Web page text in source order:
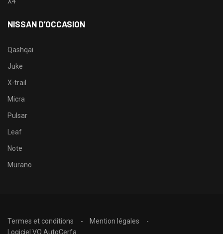
NISSAN D’OCCASION
Qashqai
Juke
X-trail
Micra
Pulsar
Leaf
Note
Murano
Termes et conditions
Mention légales
Logiciel VO AutoCerfa